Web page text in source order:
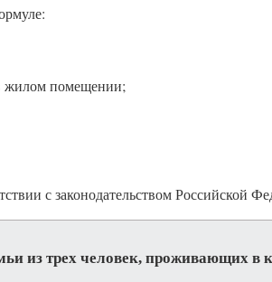
жилом помещении;
с законодательством Российской
из трех человек, проживающих в